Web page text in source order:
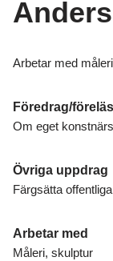
Arbetar med
Föredrag/
Om eget
Övriga uppdrag
Färgsätta
Arbetar med
Måleri, skulptur